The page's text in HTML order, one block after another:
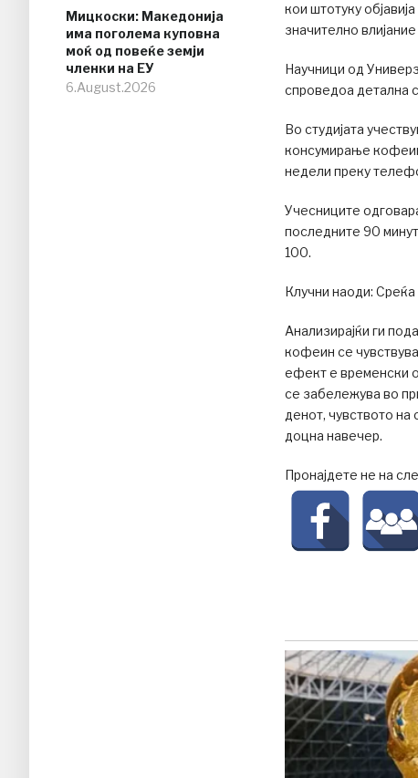
Мицкоски: Македонија
има поголема куповна
моќ од повеќе земји
членки на ЕУ
6.August.2026
кои штотуку
значително
Научници од
спроведоа детална
Во студијата
консумирање
недели преку
Учесниците
последните 90
100.
Клучни наоди:
Анализирајќи ги
кофеин се
ефект е временски
се забележува во
денот, чувството на
доцна навечер.
Пронајдете не на